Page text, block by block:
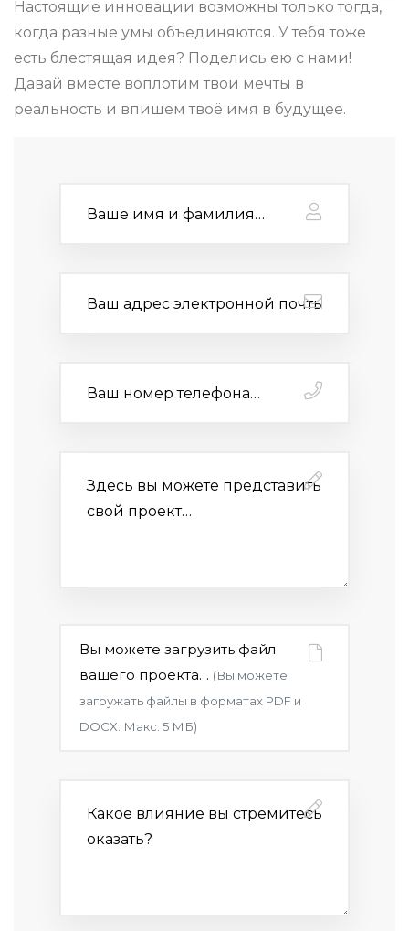
Настоящие инновации возможны только тогда,
когда разные умы объединяются. У тебя тоже
есть блестящая идея? Поделись ею с нами!
Давай вместе воплотим твои мечты в
реальность и впишем твоё имя в будущее.
Вы можете загрузить файл
вашего проекта… (Вы можете
загружать файлы в форматах PDF и
DOCX. Макс: 5 МБ)